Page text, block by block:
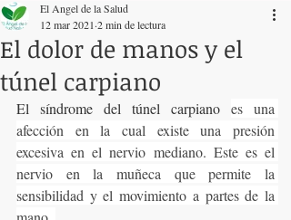
El dolor de manos y el
túnel carpiano
El Angel de la Salud
12 mar 2021 2 min de lectura
El síndrome del túnel carpiano es una
afección en la cual existe una presión
excesiva en el nervio mediano. Este es el
nervio en la muñeca que permite la
sensibilidad y el movimiento a partes de la